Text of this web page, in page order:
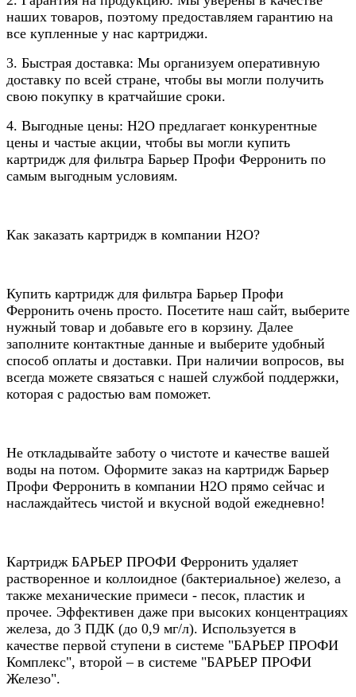
наших товаров, поэтому предоставляем гарантию на
все купленные у нас картриджи.
3. Быстрая доставка: Мы организуем оперативную
доставку по всей стране, чтобы вы могли получить
свою покупку в кратчайшие сроки.
4. Выгодные цены: Н2О предлагает конкурентные
цены и частые акции, чтобы вы могли купить
картридж для фильтра Барьер Профи Ферронить по
самым выгодным условиям.
Как заказать картридж в компании Н2О?
Купить картридж для фильтра Барьер Профи
Ферронить очень просто. Посетите наш сайт, выберите
нужный товар и добавьте его в корзину. Далее
заполните контактные данные и выберите удобный
способ оплаты и доставки. При наличии вопросов, вы
всегда можете связаться с нашей службой поддержки,
которая с радостью вам поможет.
Не откладывайте заботу о чистоте и качестве вашей
воды на потом. Оформите заказ на картридж Барьер
Профи Ферронить в компании Н2О прямо сейчас и
наслаждайтесь чистой и вкусной водой ежедневно!
Картридж БАРЬЕР ПРОФИ Ферронить удаляет
растворенное и коллоидное (бактериальное) железо, а
также механические примеси - песок, пластик и
прочее. Эффективен даже при высоких концентрациях
железа, до 3 ПДК (до 0,9 мг/л). Используется в
качестве первой ступени в системе "БАРЬЕР ПРОФИ
Комплекс", второй – в системе "БАРЬЕР ПРОФИ
Железо".